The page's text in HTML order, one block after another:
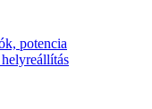
potencia